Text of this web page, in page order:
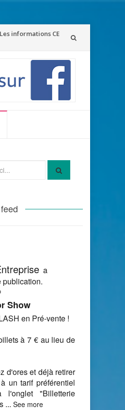
Les informations CE
a
publication.
Show
en Pré-vente !
à 7 € au lieu de
d'ores et déjà retirer
un tarif préférentiel
"Billetterie
... See more